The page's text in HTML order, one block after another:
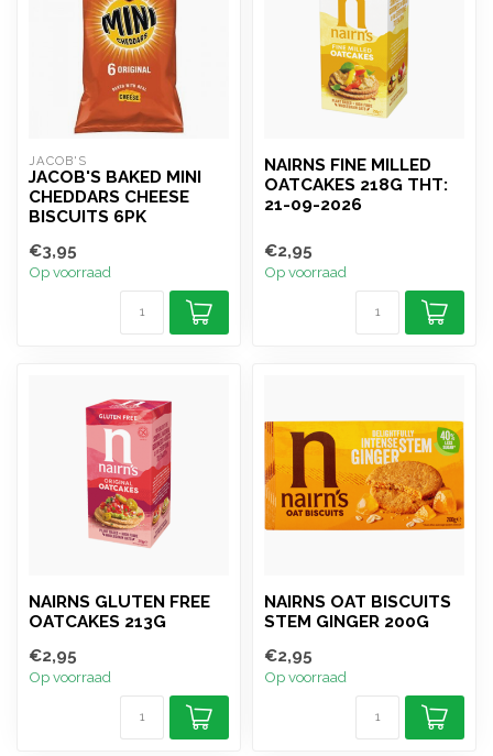
JACOB'S
JACOB'S BAKED MINI
CHEDDARS CHEESE
BISCUITS 6PK
€3,95
Op voorraad
NAIRNS FINE MILLED
OATCAKES 218G THT:
21-09-2026
€2,95
Op voorraad
NAIRNS GLUTEN FREE
OATCAKES 213G
€2,95
Op voorraad
NAIRNS OAT BISCUITS
STEM GINGER 200G
€2,95
Op voorraad